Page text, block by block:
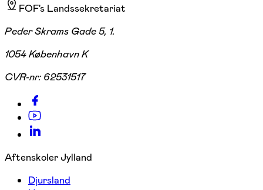
FOF's Landssekretariat
Peder Skrams Gade 5, 1.
1054 København K
CVR-nr: 62531517
Aftenskoler Jylland
Djursland